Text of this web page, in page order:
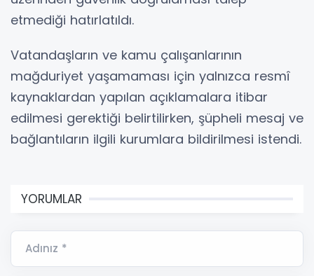
etmediği hatırlatıldı.
Vatandaşların ve kamu çalışanlarının
mağduriyet yaşamaması için yalnızca resmî
kaynaklardan yapılan açıklamalara itibar
edilmesi gerektiği belirtilirken, şüpheli mesaj ve
bağlantıların ilgili kurumlara bildirilmesi istendi.
YORUMLAR
Adınız *